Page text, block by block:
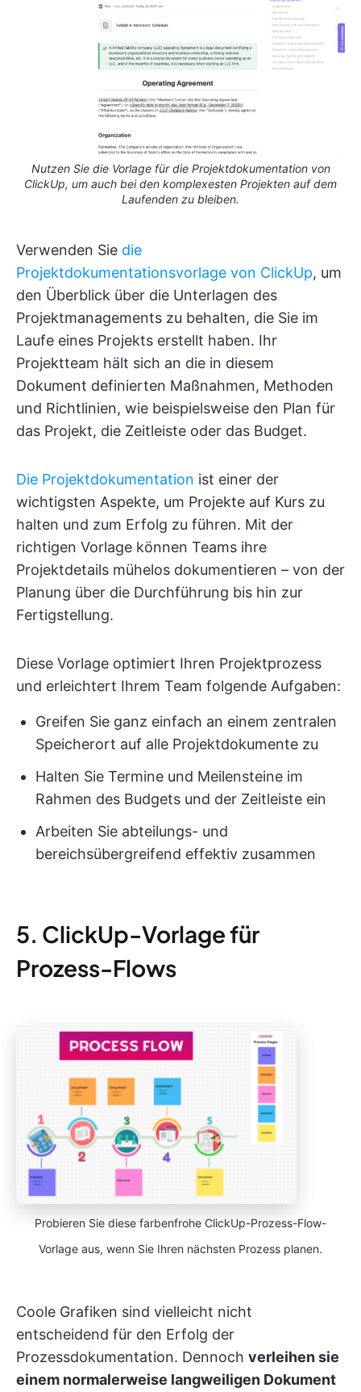
Nutzen Sie die Vorlage für die Projektdokumentation von
ClickUp, um auch bei den komplexesten Projekten auf dem
Laufenden zu bleiben.
Verwenden Sie die
Projektdokumentationsvorlage von ClickUp, um
den Überblick über die Unterlagen des
Projektmanagements zu behalten, die Sie im
Laufe eines Projekts erstellt haben. Ihr
Projektteam hält sich an die in diesem
Dokument definierten Maßnahmen, Methoden
und Richtlinien, wie beispielsweise den Plan für
das Projekt, die Zeitleiste oder das Budget.
Die Projektdokumentation ist einer der
wichtigsten Aspekte, um Projekte auf Kurs zu
halten und zum Erfolg zu führen. Mit der
richtigen Vorlage können Teams ihre
Projektdetails mühelos dokumentieren – von der
Planung über die Durchführung bis hin zur
Fertigstellung.
Diese Vorlage optimiert Ihren Projektprozess
und erleichtert Ihrem Team folgende Aufgaben:
Greifen Sie ganz einfach an einem zentralen
Speicherort auf alle Projektdokumente zu
Halten Sie Termine und Meilensteine im
Rahmen des Budgets und der Zeitleiste ein
Arbeiten Sie abteilungs- und
bereichsübergreifend effektiv zusammen
5. ClickUp-Vorlage für
Prozess-Flows
Probieren Sie diese farbenfrohe ClickUp-Prozess-Flow-
Vorlage aus, wenn Sie Ihren nächsten Prozess planen.
Coole Grafiken sind vielleicht nicht
entscheidend für den Erfolg der
Prozessdokumentation. Dennoch verleihen sie
einem normalerweise langweiligen Dokument